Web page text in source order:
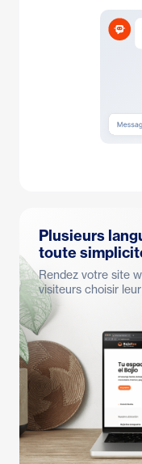
Plusieurs
toute
Rendez votre site
visiteurs choisir